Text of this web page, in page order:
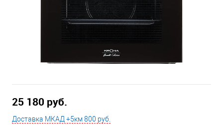
25 180 руб.
Доставка МКАД +5км 800 руб.